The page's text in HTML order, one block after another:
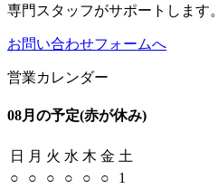
専門スタッフがサポートします。
お問い合わせフォームへ
営業カレンダー
08月の予定(赤が休み)
日 月 火 水 木 金 土
○
○ ○ ○ ○ ○
1